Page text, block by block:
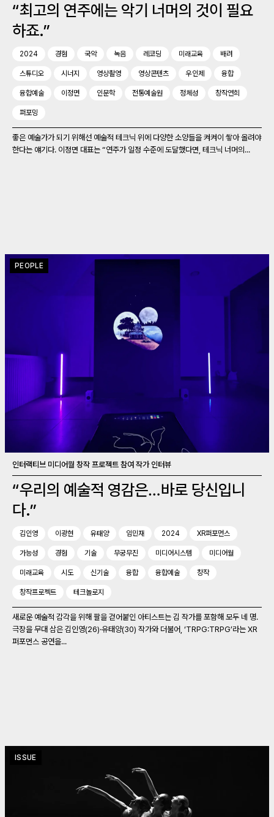
“최고의 연주에는 악기 너머의 것이 필요
하죠.”
2024 경험 국악 녹음 레코딩 미래교육 배려
스튜디오 시너지 영상촬영 영상콘텐츠 우인제 융합
융합예술 이정면 인문학 전통예술원 정체성 창작연희
퍼포밍
좋은 예술가가 되기 위해선 예술적 테크닉 위에 다양한 소양들을 켜켜이 쌓아 올려야
한다는 얘기다. 이정면 대표는 “연주가 일정 수준에 도달했다면, 테크닉 너머의...
PEOPLE
인터랙티브 미디어월 창작 프로젝트 참여 작가 인터뷰
“우리의 예술적 영감은…바로 당신입니
다.”
김인영 이광현 유태양 임민재 2024 XR퍼포먼스
가능성 경험 기술 무궁무진 미디어시스템 미디어월
미래교육 시도 신기술 융합 융합예술 창작
창작프로젝트 테크놀로지
새로운 예술적 감각을 위해 팔을 걷어붙인 아티스트는 김 작가를 포함해 모두 네 명.
극장을 무대 삼은 김인영(26)‧유태양(30) 작가와 더불어, ‘TRPG:TRPG’라는 XR
퍼포먼스 공연을...
ISSUE